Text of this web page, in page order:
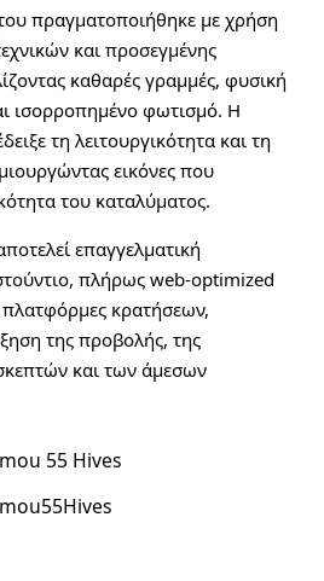
πραγματοποιήθηκε με χρήση
και προσεγμένης
καθαρές γραμμές, φυσική
ισορροπημένο φωτισμό. Η
τη λειτουργικότητα και τη
εικόνες που
του καταλύματος.
επαγγελματική
πλήρως web-optimized
πλατφόρμες κρατήσεων,
της προβολής, της
και των άμεσων
55 Hives